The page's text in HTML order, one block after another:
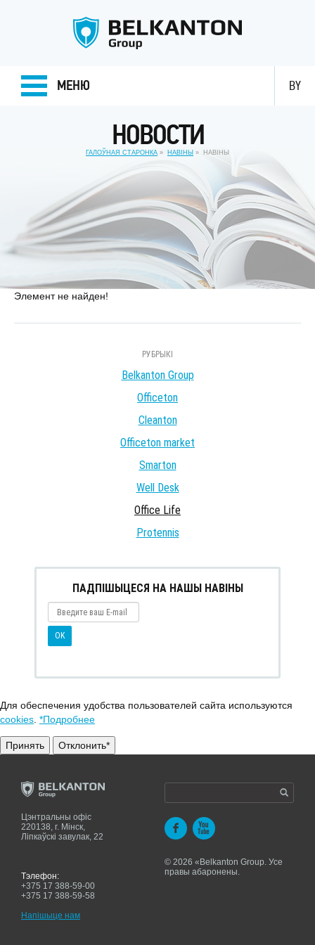
BY
МЕНЮ
НОВОСТИ
ГАЛОЎНАЯ СТАРОНКА НАВІНЫ НАВIНЫ
Элемент не найден!
РУБРЫКІ
Belkanton Group
Officeton
Cleanton
Officeton market
Smarton
Well Desk
Office Life
Protennis
ПАДПІШЫЦЕСЯ НА НАШЫ НАВІНЫ
Для обеспечения удобства пользователей сайта используются
cookies *Подробнее
Принять Отклонить*
Цэнтральны офіс
220138, г. Мiнск,
Ліпкаўскі завулак, 22
Тэлефон:
+375 17 388-59-00
+375 17 388-59-58
Напiшыце нам
© 2026 «Belkanton Group. Усе
правы абаронены.